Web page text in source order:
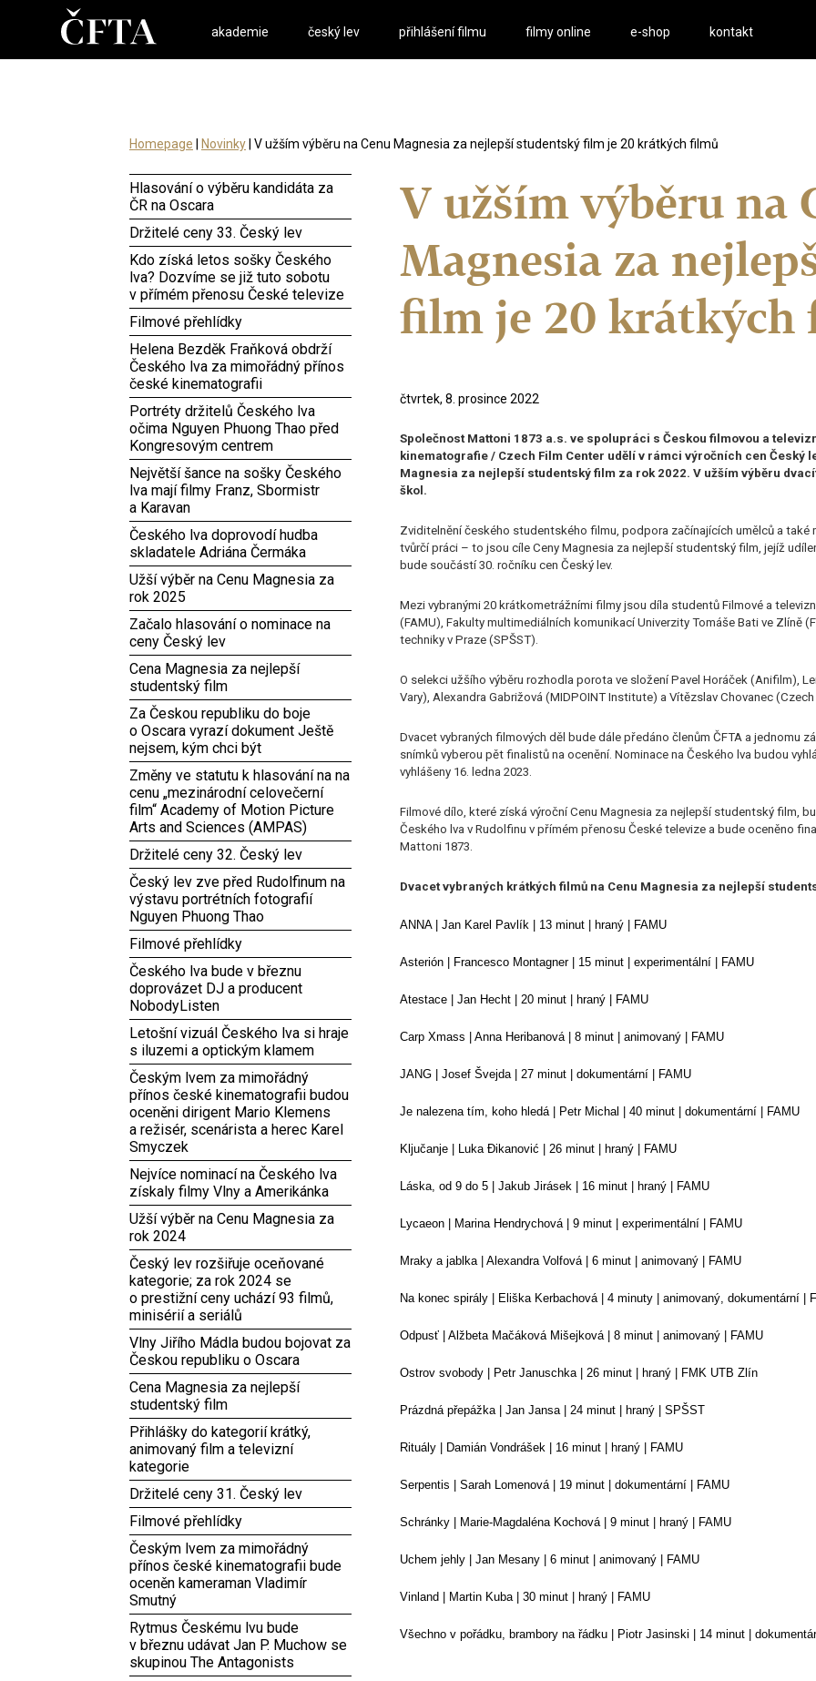
akademie český lev přihlášení filmu filmy online e-shop kontakt
Homepage Novinky | V užším výběru na Cenu Magnesia za nejlepší studentský film je 20 krátkých filmů
V užším výběru na
Magnesia za
film je 20 krátkých
čtvrtek, 8. prosince 2022
Společnost Mattoni 1873 a.s. ve spolupráci s Českou filmovou a
kinematografie / Czech Film Center udělí v rámci výročních cen Český
Magnesia za nejlepší studentský film za rok 2022. V užším výběru
škol.
Zviditelnění českého studentského filmu, podpora začínajících umělců a
tvůrčí práci – to jsou cíle Ceny Magnesia za nejlepší studentský film, jejíž
bude součástí 30. ročníku cen Český lev.
Mezi vybranými 20 krátkometrážními filmy jsou díla studentů Filmové a
(FAMU), Fakulty multimediálních komunikací Univerzity Tomáše Bati ve Zlíně
techniky v Praze (SPŠST).
O selekci užšího výběru rozhodla porota ve složení Pavel Horáček (Anifilm),
Vary), Alexandra Gabrižová (MIDPOINT Institute) a Vítězslav Chovanec
Dvacet vybraných filmových děl bude dále předáno členům ČFTA a
snímků vyberou pět finalistů na ocenění. Nominace na Českého lva budou
vyhlášeny 16. ledna 2023.
Filmové dílo, které získá výroční Cenu Magnesia za nejlepší studentský film,
Českého lva v Rudolfinu v přímém přenosu České televize a bude oceněno
Mattoni 1873.
Dvacet vybraných krátkých filmů na Cenu Magnesia za nejlepší
ANNA | Jan Karel Pavlík | 13 minut | hraný | FAMU
Asterión | Francesco Montagner | 15 minut | experimentální | FAMU
Atestace | Jan Hecht | 20 minut | hraný | FAMU
Carp Xmass | Anna Heribanová | 8 minut | animovaný | FAMU
JANG | Josef Švejda | 27 minut | dokumentární | FAMU
Je nalezena tím, koho hledá | Petr Michal | 40 minut | dokumentární | FAMU
Ključanje | Luka Đikanović | 26 minut | hraný | FAMU
Láska, od 9 do 5 | Jakub Jirásek | 16 minut | hraný | FAMU
Lycaeon | Marina Hendrychová | 9 minut | experimentální | FAMU
Mraky a jablka | Alexandra Volfová | 6 minut | animovaný | FAMU
Na konec spirály | Eliška Kerbachová | 4 minuty | animovaný, dokumentární |
Odpusť | Alžbeta Mačáková Mišejková | 8 minut | animovaný | FAMU
Ostrov svobody | Petr Januschka | 26 minut | hraný | FMK UTB Zlín
Prázdná přepážka | Jan Jansa | 24 minut | hraný | SPŠST
Rituály | Damián Vondrášek | 16 minut | hraný | FAMU
Serpentis | Sarah Lomenová | 19 minut | dokumentární | FAMU
Schránky | Marie-Magdaléna Kochová | 9 minut | hraný | FAMU
Uchem jehly | Jan Mesany | 6 minut | animovaný | FAMU
Vinland | Martin Kuba | 30 minut | hraný | FAMU
Všechno v pořádku, brambory na řádku | Piotr Jasinski | 14 minut |
Hlasování o výběru kandidáta za
ČR na Oscara
Držitelé ceny 33. Český lev
Kdo získá letos sošky Českého
lva? Dozvíme se již tuto sobotu
v přímém přenosu České televize
Filmové přehlídky
Helena Bezděk Fraňková obdrží
Českého lva za mimořádný přínos
české kinematografii
Portréty držitelů Českého lva
očima Nguyen Phuong Thao před
Kongresovým centrem
Největší šance na sošky Českého
lva mají filmy Franz, Sbormistr
a Karavan
Českého lva doprovodí hudba
skladatele Adriána Čermáka
Užší výběr na Cenu Magnesia za
rok 2025
Začalo hlasování o nominace na
ceny Český lev
Cena Magnesia za nejlepší
studentský film
Za Českou republiku do boje
o Oscara vyrazí dokument Ještě
nejsem, kým chci být
Změny ve statutu k hlasování na na
cenu „mezinárodní celovečerní
film“ Academy of Motion Picture
Arts and Sciences (AMPAS)
Držitelé ceny 32. Český lev
Český lev zve před Rudolfinum na
výstavu portrétních fotografií
Nguyen Phuong Thao
Filmové přehlídky
Českého lva bude v březnu
doprovázet DJ a producent
NobodyListen
Letošní vizuál Českého lva si hraje
s iluzemi a optickým klamem
Českým lvem za mimořádný
přínos české kinematografii budou
oceněni dirigent Mario Klemens
a režisér, scenárista a herec Karel
Smyczek
Nejvíce nominací na Českého lva
získaly filmy Vlny a Amerikánka
Užší výběr na Cenu Magnesia za
rok 2024
Český lev rozšiřuje oceňované
kategorie; za rok 2024 se
o prestižní ceny uchází 93 filmů,
minisérií a seriálů
Vlny Jiřího Mádla budou bojovat za
Českou republiku o Oscara
Cena Magnesia za nejlepší
studentský film
Přihlášky do kategorií krátký,
animovaný film a televizní
kategorie
Držitelé ceny 31. Český lev
Filmové přehlídky
Českým lvem za mimořádný
přínos české kinematografii bude
oceněn kameraman Vladimír
Smutný
Rytmus Českému lvu bude
v březnu udávat Jan P. Muchow se
skupinou The Antagonists